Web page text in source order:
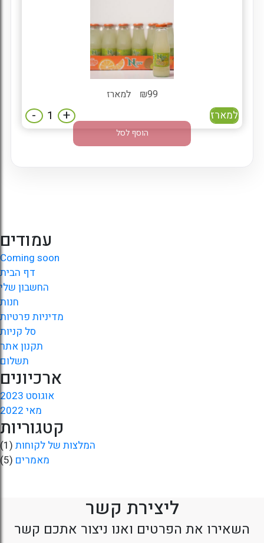
99
₪ למארז
למארז +
-
הוסף לסל
עמודים
Coming soon
דף הבית
החשבון שלי
חנות
מדיניות פרטיות
סל קניות
תקנון אתר
תשלום
ארכיונים
אוגוסט 2023
מאי 2022
קטגוריות
המלצות של לקוחות (1)
מאמרים (5)
ליצירת קשר
השאירו את הפרטים ואנו ניצור אתכם קשר